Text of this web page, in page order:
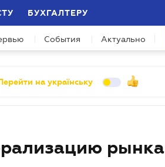
БУХГАЛТЕРУ
События Актуально
на українську
рынка